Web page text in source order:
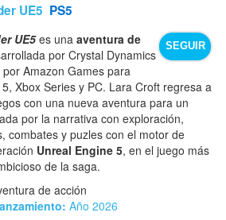
UE5 PS5
SEGUIR
UE5es unaaventura de
por Crystal Dynamics
Amazon Games para
Xbox Series y PC. Lara Croft regresa a
con una nueva aventura para un
por la narrativa con exploración,
combates y puzles con el motor de
Unreal Engine 5, en el juego más
de la saga.
de acción
Año 2026